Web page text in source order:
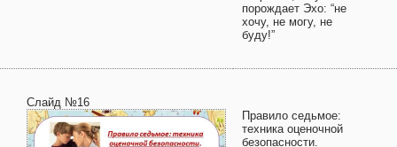
порождает Эхо: “не
хочу, не могу, не
буду!”
Слайд №16
Правило седьмое:
техника оценочной
безопасности.